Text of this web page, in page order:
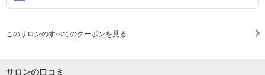
このサロンのすべてのクーポンを見る
サロンの口コミ